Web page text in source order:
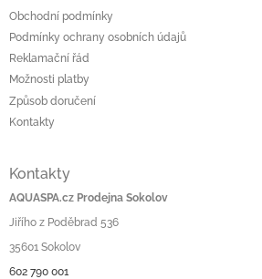
Obchodní podmínky
Podmínky ochrany osobních údajů
Reklamační řád
Možnosti platby
Způsob doručení
Kontakty
Kontakty
AQUASPA.cz Prodejna Sokolov
Jiřího z Poděbrad 536
35601 Sokolov
602 790 001